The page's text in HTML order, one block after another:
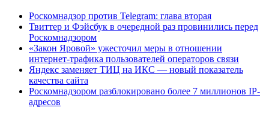
Роскомнадзор против Telegram: глава вторая
Твиттер и Фэйсбук в очередной раз провинились перед
Роскомнадзором
«Закон Яровой» ужесточил меры в отношении
интернет-трафика пользователей операторов связи
Яндекс заменяет ТИЦ на ИКС — новый показатель
качества сайта
Роскомнадзором разблокировано более 7 миллионов IP-
адресов